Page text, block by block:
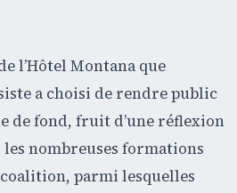
l’Hôtel Montana que
a choisi de rendre public
de fond, fruit d’une réflexion
nombreuses formations
parmi lesquelles